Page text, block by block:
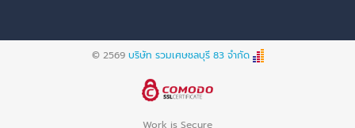
© 2569 บริษัท รวมเศษชลบุรี 83 จำกัด
Work is Secure